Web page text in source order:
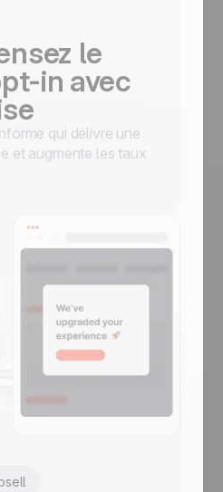
le
in avec
qui délivre une
et augmente les taux